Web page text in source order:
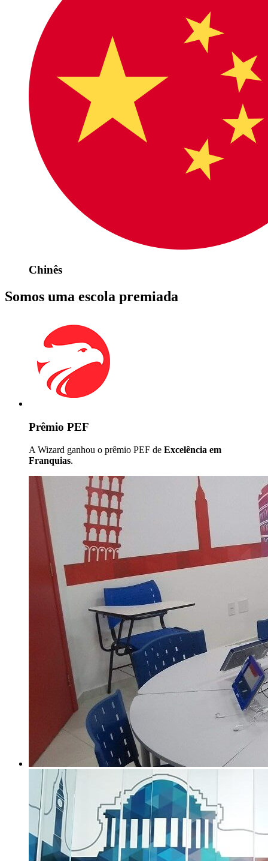
Chinês
Somos uma escola premiada
Prêmio PEF
A Wizard ganhou o prêmio PEF de Excelência em
Franquias.